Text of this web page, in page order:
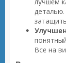
Все на